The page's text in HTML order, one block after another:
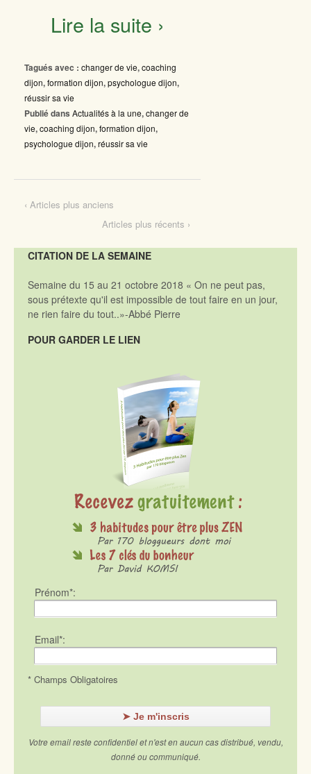
Lire la suite ›
Tagués avec : changer de vie,coaching
dijon,formation dijon,psychologue dijon,
réussir sa vie
Publié dans Actualités à la une,changer de
vie,coaching dijon,formation dijon,
psychologue dijon,réussir sa vie
‹ Articles plus anciens
Articles plus récents ›
CITATION DE LA SEMAINE
Semaine du 15 au 21 octobre 2018 « On ne peut pas,
sous prétexte qu'il est impossible de tout faire en un jour,
ne rien faire du tout..»-Abbé Pierre
POUR GARDER LE LIEN
Prénom*:
Email*:
* Champs Obligatoires
Votre email reste confidentiel et n'est en aucun cas distribué, vendu,
donné ou communiqué.